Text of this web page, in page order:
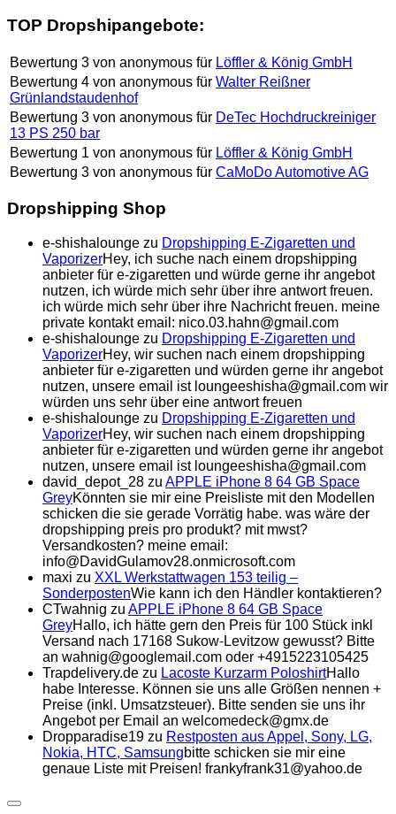
TOP Dropshipangebote:
Bewertung 3 von anonymous für Löffler & König GmbH
Bewertung 4 von anonymous für Walter Reißner
Grünlandstaudenhof
Bewertung 3 von anonymous für DeTec Hochdruckreiniger
13 PS 250 bar
Bewertung 1 von anonymous für Löffler & König GmbH
Bewertung 3 von anonymous für CaMoDo Automotive AG
Dropshipping Shop
e-shishalounge zu Dropshipping E-Zigaretten und
VaporizerHey, ich suche nach einem dropshipping
anbieter für e-zigaretten und würde gerne ihr angebot
nutzen, ich würde mich sehr über ihre antwort freuen.
ich würde mich sehr über ihre Nachricht freuen. meine
private kontakt email: nico.03.hahn@gmail.com
e-shishalounge zu Dropshipping E-Zigaretten und
VaporizerHey, wir suchen nach einem dropshipping
anbieter für e-zigaretten und würden gerne ihr angebot
nutzen, unsere email ist loungeeshisha@gmail.com wir
würden uns sehr über eine antwort freuen
e-shishalounge zu Dropshipping E-Zigaretten und
VaporizerHey, wir suchen nach einem dropshipping
anbieter für e-zigaretten und würden gerne ihr angebot
nutzen, unsere email ist loungeeshisha@gmail.com
david_depot_28 zu APPLE iPhone 8 64 GB Space
GreyKönnten sie mir eine Preisliste mit den Modellen
schicken die sie gerade Vorrätig habe. was wäre der
dropshipping preis pro produkt? mit mwst?
Versandkosten? meine email:
info@DavidGulamov28.onmicrosoft.com
maxi zu XXL Werkstattwagen 153 teilig –
SonderpostenWie kann ich den Händler kontaktieren?
CTwahnig zu APPLE iPhone 8 64 GB Space
GreyHallo, ich hätte gern den Preis für 100 Stück inkl
Versand nach 17168 Sukow-Levitzow gewusst? Bitte
an wahnig@googlemail.com oder +4915223105425
Trapdelivery.de zu Lacoste Kurzarm PoloshirtHallo
habe Interesse. Können sie uns alle Größen nennen +
Preise (inkl. Umsatzsteuer). Bitte senden sie uns ihr
Angebot per Email an welcomedeck@gmx.de
Dropparadise19 zu Restposten aus Appel, Sony, LG,
Nokia, HTC, Samsungbitte schicken sie mir eine
genaue Liste mit Preisen! frankyfrank31@yahoo.de
Expand